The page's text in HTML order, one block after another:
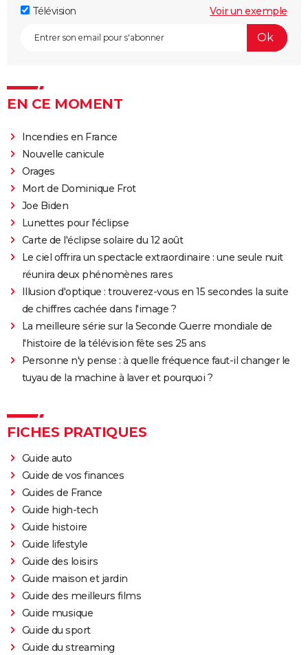
Télévision
Voir un exemple
EN CE MOMENT
Incendies en France
Nouvelle canicule
Orages
Mort de Dominique Frot
Joe Biden
Lunettes pour l'éclipse
Carte de l'éclipse solaire du 12 août
Le ciel offrira un spectacle extraordinaire : une seule nuit
réunira deux phénomènes rares
Illusion d'optique : trouverez-vous en 15 secondes la suite
de chiffres cachée dans l'image ?
La meilleure série sur la Seconde Guerre mondiale de
l'histoire de la télévision fête ses 25 ans
Personne n'y pense : à quelle fréquence faut-il changer le
tuyau de la machine à laver et pourquoi ?
FICHES PRATIQUES
Guide auto
Guide de vos finances
Guides de France
Guide high-tech
Guide histoire
Guide lifestyle
Guide des loisirs
Guide maison et jardin
Guide des meilleurs films
Guide musique
Guide du sport
Guide du streaming